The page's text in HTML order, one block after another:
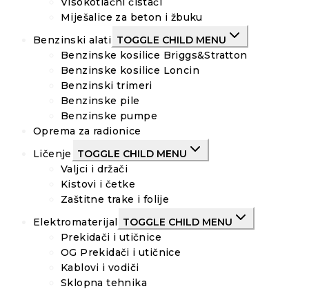
Miješalice za beton i žbuku
Benzinski alati TOGGLE CHILD MENU
Benzinske kosilice Briggs&Stratton
Benzinske kosilice Loncin
Benzinski trimeri
Benzinske pile
Benzinske pumpe
Oprema za radionice
Ličenje
TOGGLE CHILD MENU
Valjci i držači
Kistovi i četke
Zaštitne trake i folije
Elektromaterijal
TOGGLE CHILD MENU
Prekidači i utičnice
OG Prekidači i utičnice
Kablovi i vodiči
Sklopna tehnika